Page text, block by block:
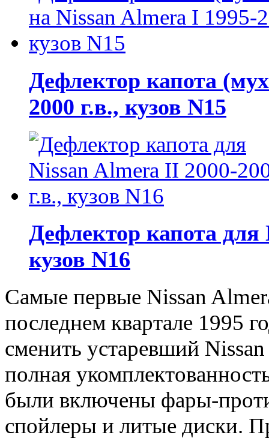
Дефлектор капота
2000 г.в., кузов N15
Дефлектор капота для
кузов N16
Самые первые Nissan
последнем квартале 1995
сменить устаревший
полная
были включены фары-
спойлеры и литые диски.